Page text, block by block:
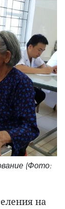
(Фото:
на